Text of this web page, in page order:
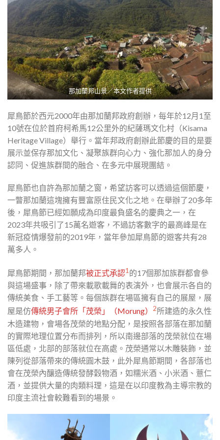
那加蘭邦山景／本文作者提供
犀鳥節於西元2000年由那加蘭邦政府創辦，每年於12月1至
10號在位於首府柯希馬12公里外的紀薩瑪文化村（Kisama
Heritage Village）舉行。當年邦政府創辦此節慶的目的是要
展示並保存那加文化、凝聚族群向心力、強化那加人的身分
認同、促進族群間的融合、在多元中展現團結。
犀鳥節也自許為那加蘭之窗，希望訪客可以透過這個節慶，
一瞥那加蘭這塊擁有豐富原住民文化之地。在舉辦了20多年
後，犀鳥節已經如願成為印度最負盛名的慶典之一，在
2023年共吸引了15萬名遊客，不過訪客數字的最高峰是在
新冠疫情爆發前的2019年，當年參加犀鳥節的遊客共有28
萬多人。
犀鳥節期間，那加蘭邦被正式承認1 的17個那加族群都會參
與這場盛事，除了帶來載歌載舞的表演外，也會展示各自的
傳統美食、手工藝等。每個族群在場區擁有自己的展屋，展
屋是仿傳統男子會所「茂榮」（Morung） 2所建造的永久性
木造建物，會場各茂榮的地點分配，是按照各部落在那加蘭
的實際地理位置分布而排列，所以南邊部落的茂榮就位在場
區低處，北部的部落就位在高處。茂榮通常以木雕裝飾，並
陳列從部落帶來的傳統圓木鼓，此外犀鳥節期間，各部落也
會在茂榮內釀造傳統發酵穀物酒，如糯米酒、小米酒、薏仁
酒，並提供大量的肉類料理，這是在以印度教為主導宗教的
印度主流社會較難看到的場景。